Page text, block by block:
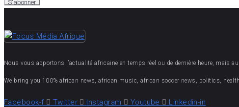
Nous vous apportons l’actualité africaine en temps réel ou de dernière heure, mais
We bring you 100% african news, african music, african soccer news, politics,
Facebook-f Twitter Instagram Youtube Linkedin-in